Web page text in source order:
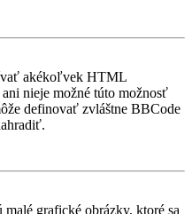
akékoľvek HTML
nieje možné túto možnosť
definovať zvláštne BBCode
grafické obrázky, ktoré sa